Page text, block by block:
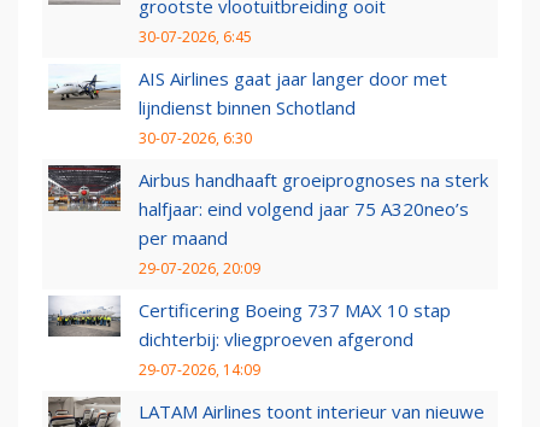
grootste vlootuitbreiding ooit
30-07-2026, 6:45
AIS Airlines gaat jaar langer door met
lijndienst binnen Schotland
30-07-2026, 6:30
Airbus handhaaft groeiprognoses na sterk
halfjaar: eind volgend jaar 75 A320neo’s
per maand
29-07-2026, 20:09
Certificering Boeing 737 MAX 10 stap
dichterbij: vliegproeven afgerond
29-07-2026, 14:09
LATAM Airlines toont interieur van nieuwe